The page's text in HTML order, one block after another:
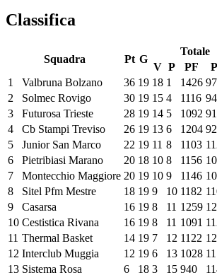
Classifica
Squadra Pt G
Totale
V P PF
1
Valbruna Bolzano 36 19 18 1 1426
2
Solmec Rovigo 30 19 15 4 1116
3
Futurosa Trieste 28 19 14 5 1092
4
Cb Stampi Treviso 26 19 13 6 1204
5
Junior San Marco 22 19 11 8 1103
6
Pietribiasi Marano 20 18 10 8 1156
7
Montecchio Maggiore 20 19 10 9 1146
8
Sitel Pfm Mestre 18 19 9 10 1182
9
Casarsa 16 19 8 11 1259
10 Cestistica Rivana 16 19 8 11 1091
11 Thermal Basket 14 19 7 12 1122
12 Interclub Muggia 12 19 6 13 1028
13 Sistema Rosa 6 18 3 15 940